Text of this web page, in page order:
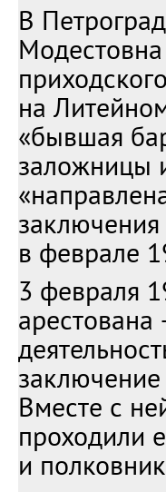
В
на
«бывшая
заложницы
в феврале
3 февраля
Вместе с
проходили
и